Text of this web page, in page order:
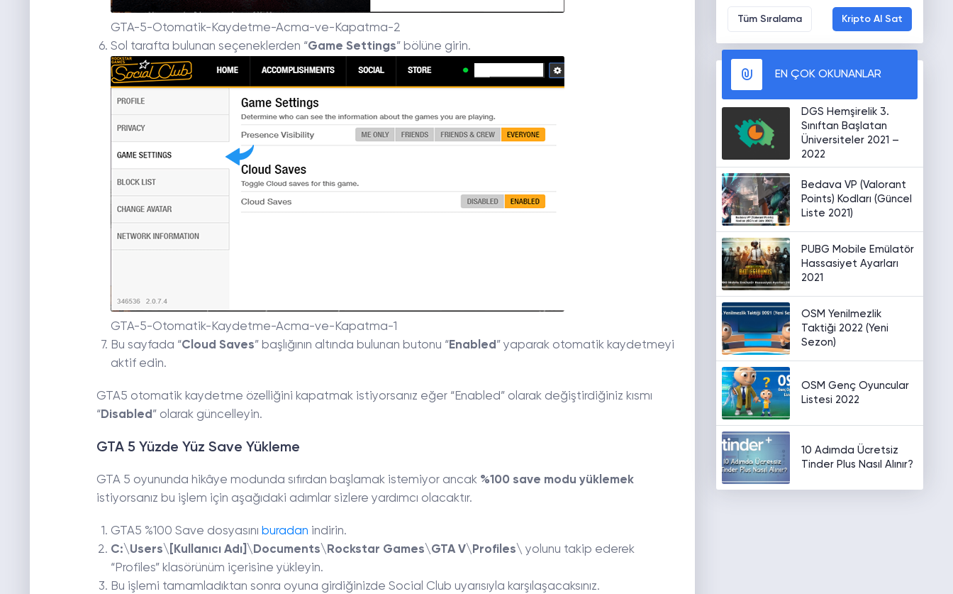
GTA-5-Otomatik-Kaydetme-Acma-ve-Kapatma-2
Sol tarafta bulunan seçeneklerden “Game Settings” bölüne girin.
GTA-5-Otomatik-Kaydetme-Acma-ve-Kapatma-1
Bu sayfada “Cloud Saves” başlığının altında bulunan butonu “Enabled ” yaparak otomatik kaydetmeyi
aktif edin.
GTA5 otomatik kaydetme özelliğini kapatmak istiyorsanız eğer “Enabled” olarak değiştirdiğiniz kısmı
“Disabled ” olarak güncelleyin.
GTA 5 Yüzde Yüz Save Yükleme
GTA 5 oyununda hikâye modunda sıfırdan başlamak istemiyor ancak %100 save modu yüklemek
istiyorsanız bu işlem için aşağıdaki adımlar sizlere yardımcı olacaktır.
GTA5 %100 Save dosyasını buradan indirin.
C:\Users\[Kullanıcı Adı]\Documents\Rockstar Games\GTA V\Profiles\ yolunu takip ederek
“Profiles” klasörünüm içerisine yükleyin.
Bu işlemi tamamladıktan sonra oyuna girdiğinizde Social Club uyarısıyla karşılaşacaksınız.
Tüm Sıralama Kripto Al Sat
EN ÇOK OKUNANLAR
DGS Hemşirelik 3.
Sınıftan Başlatan
Üniversiteler 2021 –
2022
Bedava VP (Valorant
Points) Kodları (Güncel
Liste 2021)
PUBG Mobile Emülatör
Hassasiyet Ayarları
2021
OSM Yenilmezlik
Taktiği 2022 (Yeni
Sezon)
OSM Genç Oyuncular
Listesi 2022
10 Adımda Ücretsiz
Tinder Plus Nasıl Alınır?